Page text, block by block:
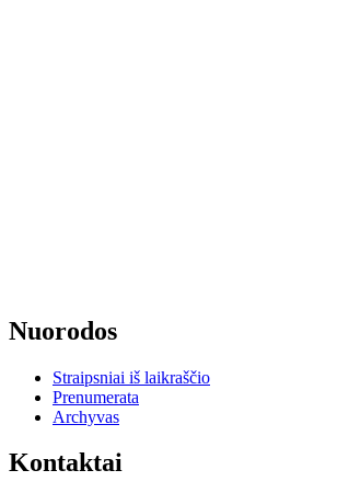
Nuorodos
Straipsniai iš laikraščio
Prenumerata
Archyvas
Kontaktai